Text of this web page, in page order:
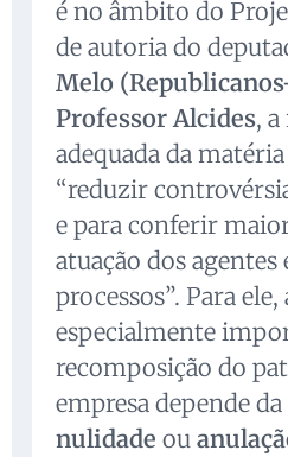
é no âmbito do
de autoria do
Melo
Professor Alcides,
adequada da
“reduzir
e para conferir
atuação dos agentes
processos”. Para
especialmente
recomposição do
empresa depende
nulidade ou